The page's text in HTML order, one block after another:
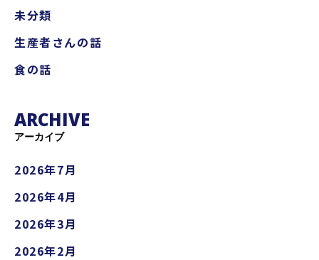
未分類
生産者さんの話
食の話
ARCHIVE
アーカイブ
2026年7月
2026年4月
2026年3月
2026年2月